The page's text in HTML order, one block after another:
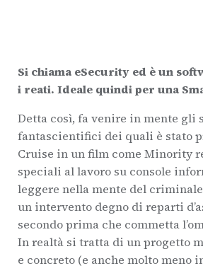
Si chiama eSecurity ed è un
i reati. Ideale quindi per una
Detta così, fa venire in mente gli
fantascientifici dei quali è stato
Cruise in un film come Minority
speciali al lavoro su console
leggere nella mente del
un intervento degno di reparti
secondo prima che commetta
In realtà si tratta di un progetto
e concreto (e anche molto meno